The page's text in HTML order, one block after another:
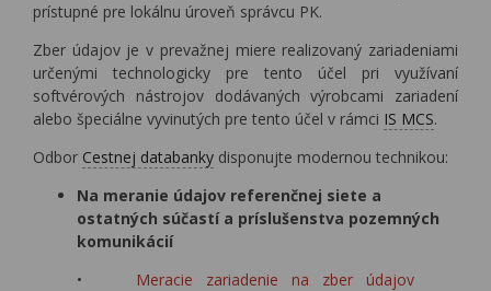
prístupné pre lokálnu úroveň správcu PK.
Zber údajov je v prevažnej miere realizovaný zariadeniami
určenými technologicky pre tento účel pri využívaní
softvérových nástrojov dodávaných výrobcami zariadení
alebo špeciálne vyvinutých pre tento účel v rámci IS MCS.
Odbor Cestnej databanky disponujte modernou technikou:
Na meranie údajov referenčnej siete a
ostatných súčastí a príslušenstva pozemných
komunikácií
•
Meracie zariadenie na zber údajov